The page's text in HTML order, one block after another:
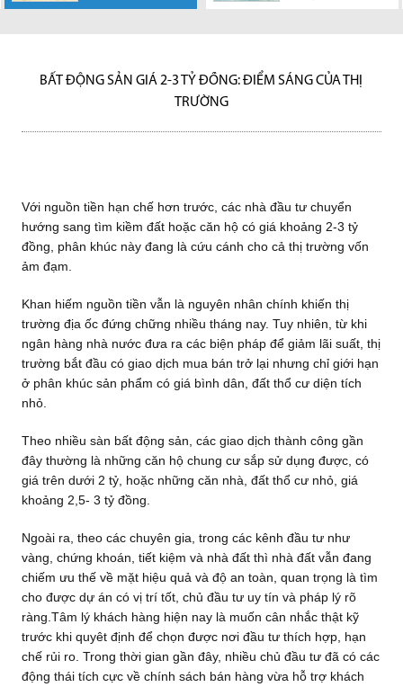
Dự án Căn hộ
Hiện nay dự án
Lãi suất cho vay
Với nguồn tiền
BẤT ĐỘNG SẢN GIÁ 2-3 TỶ ĐỒNG: ĐIỂM SÁNG CỦA THỊ
TRƯỜNG
Với nguồn tiền hạn chế hơn trước, các nhà đầu tư chuyển
hướng sang tìm kiềm đất hoặc căn hộ có giá khoảng 2-3 tỷ
đồng, phân khúc này đang là cứu cánh cho cả thị trường vốn
ảm đạm.
Khan hiếm nguồn tiền vẫn là nguyên nhân chính khiến thị
trường địa ốc đứng chững nhiều tháng nay. Tuy nhiên, từ khi
ngân hàng nhà nước đưa ra các biện pháp để giảm lãi suất, thị
trường bắt đầu có giao dịch mua bán trở lại nhưng chỉ giới hạn
ở phân khúc sản phẩm có giá bình dân, đất thổ cư diện tích
nhỏ.
Theo nhiều sàn bất động sản, các giao dịch thành công gần
đây thường là những căn hộ chung cư sắp sử dụng được, có
giá trên dưới 2 tỷ, hoặc những căn nhà, đất thổ cư nhỏ, giá
khoảng 2,5- 3 tỷ đồng.
Ngoài ra, theo các chuyên gia, trong các kênh đầu tư như
vàng, chứng khoán, tiết kiệm và nhà đất thì nhà đất vẫn đang
chiếm ưu thế về mặt hiệu quả và độ an toàn, quan trọng là tìm
cho được dự án có vị trí tốt, chủ đầu tư uy tín và pháp lý rõ
ràng.Tâm lý khách hàng hiện nay là muốn cân nhắc thật kỹ
trước khi quyêt định để chọn được nơi đầu tư thích hợp, hạn
chế rủi ro. Trong thời gian gần đây, nhiều chủ đầu tư đã có các
động thái tích cực về chính sách bán hàng vừa hỗ trợ khách